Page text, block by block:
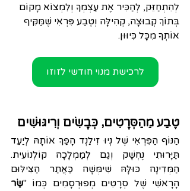
לְהִתְחַזֵּק, לְהַכִּיר אֶת עַצְמְךָ וְלִמְצוֺא מָקוֹם
בְּתוֹךְ קְבוּצָה, קְהִילָּה וְטֶבַע פִּרְאִי שֶׁמַּקִּיף
אוֹתְךָ מִכָּל כִּיוּוּן.
לרכישת מנוי חודשי לזוזו
טֶבַע מֵהַסְּרָטִים, כְּבָשִׂים וְרִיגּוּשִׁים
הַמְּדִינָה כּוּלָּהּ
הָרָאשִׁי שֶׁל סְרָטִים מְפוּרְסָמִים כְּמוֹ "